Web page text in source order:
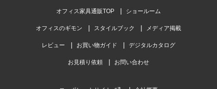
オフィス家具通販TOP ショールーム
オフィスのギモン スタイルブック メディア掲載
レビュー お買い物ガイド デジタルカタログ
お見積り依頼 お問い合わせ